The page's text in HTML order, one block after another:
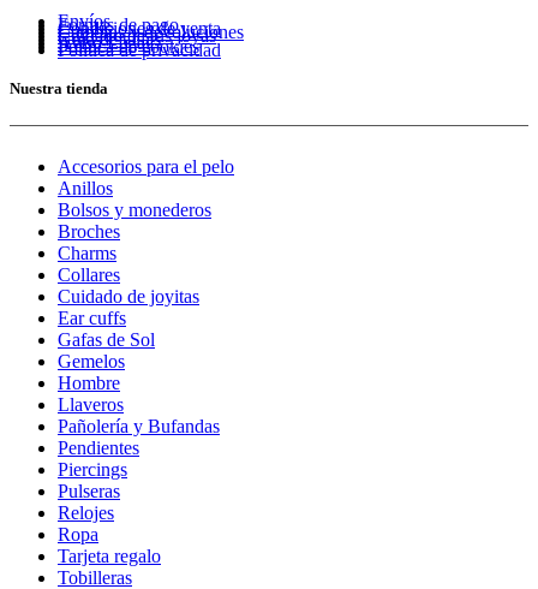
Envíos
Formas de pago
Condiciones de venta
Cambios y devoluciones
Cuidado de tus joyas
Guía de tallas
Aviso Legal
Política de cookies
Política de privacidad
Nuestra tienda
Accesorios para el pelo
Anillos
Bolsos y monederos
Broches
Charms
Collares
Cuidado de joyitas
Ear cuffs
Gafas de Sol
Gemelos
Hombre
Llaveros
Pañolería y Bufandas
Pendientes
Piercings
Pulseras
Relojes
Ropa
Tarjeta regalo
Tobilleras